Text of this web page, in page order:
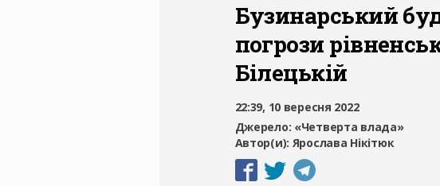
Бузинарський
погрози
Білецькій
22:39, 10 вересня 2022
Джерело: «Четверта влада»
Автор(и): Ярослава Нікітюк